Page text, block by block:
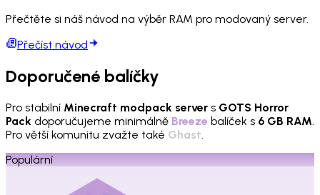
Přečtěte si náš návod na výběr RAM pro modovaný server.
Přečíst návod
Doporučené balíčky
Pro stabilní Minecraft modpack server s GOTS Horror
Pack doporučujeme minimálně Breeze balíček s 6 GB RAM.
Pro větší komunitu zvažte také Ghast.
Populární